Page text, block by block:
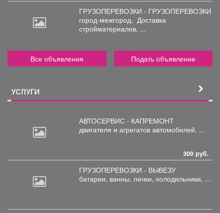
ГРУЗОПЕРЕВОЗКИ - ГРУЗОПЕРЕВОЗКИ
город-межгород. Доставка
стройматериалов, ...
Все объявления Подать объявление
УСЛУГИ
АВТОСЕРВИС - КАПРЕМОНТ
двигателя и агрегатов автомобилей. ...
300 руб.
ГРУЗОПЕРЕВОЗКИ - ВЫВЕЗУ
батареи, ванны, печки, холодильники, ...